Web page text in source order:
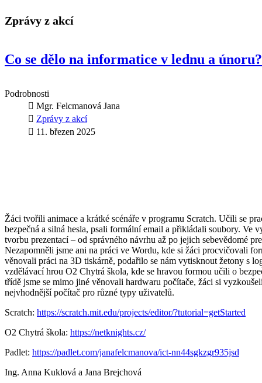
Zprávy z akcí
Co se dělo na informatice v lednu a únoru?
Podrobnosti
Mgr. Felcmanová Jana
Zprávy z akcí
11. březen 2025
Žáci tvořili animace a krátké scénáře v programu Scratch. Učili se
bezpečná a silná hesla, psali formální email a přikládali soubory. Ve
tvorbu prezentací – od správného návrhu až po jejich sebevědomé
Nezapomněli jsme ani na práci ve Wordu, kde si žáci procvičovali
věnovali práci na 3D tiskárně, podařilo se nám vytisknout žetony s
vzdělávací hrou O2 Chytrá škola, kde se hravou formou učili o
třídě jsme se mimo jiné věnovali hardwaru počítače, žáci si
nejvhodnější počítač pro různé typy uživatelů.
Scratch: https://scratch.mit.edu/projects/editor/?tutorial=getStarted
O2 Chytrá škola: https://netknights.cz/
Padlet: https://padlet.com/janafelcmanova/ict-nn44sgkzgr935jsd
Ing. Anna Kuklová a Jana Brejchová